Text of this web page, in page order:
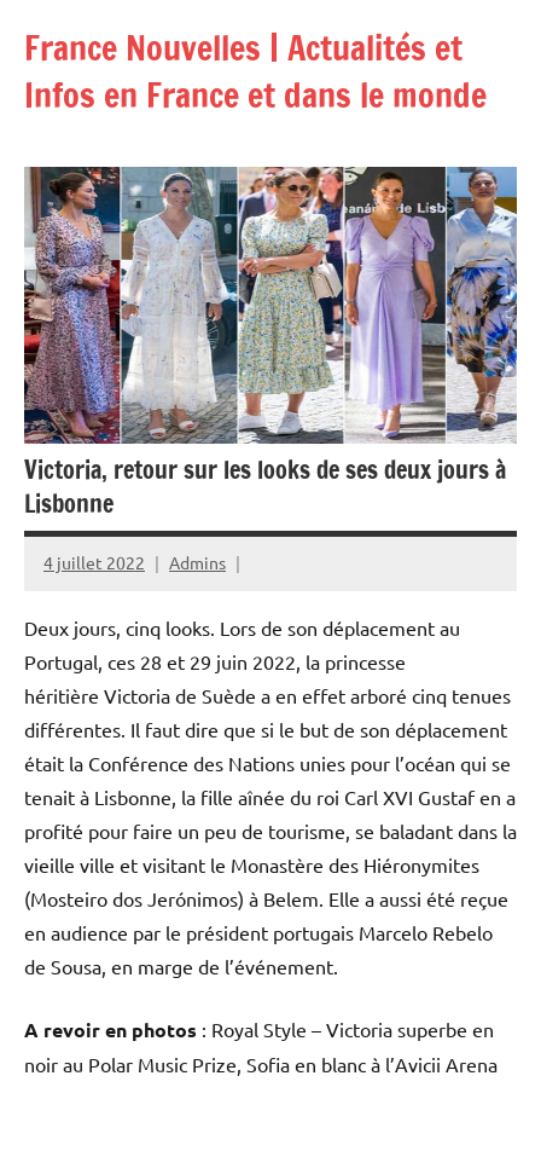
contenu
France Nouvelles | Actualités et
Infos en France et dans le monde
Victoria, retour sur les looks de ses deux jours à
Lisbonne
4 juillet 2022 Admins
Deux jours, cinq looks. Lors de son déplacement au
Portugal, ces 28 et 29 juin 2022, la princesse
héritière Victoria de Suède a en effet arboré cinq tenues
différentes. Il faut dire que si le but de son déplacement
était la Conférence des Nations unies pour l’océan qui se
tenait à Lisbonne, la fille aînée du roi Carl XVI Gustaf en a
profité pour faire un peu de tourisme, se baladant dans la
vieille ville et visitant le Monastère des Hiéronymites
(Mosteiro dos Jerónimos) à Belem. Elle a aussi été reçue
en audience par le président portugais Marcelo Rebelo
de Sousa, en marge de l’événement.
A revoir en photos : Royal Style – Victoria superbe en
noir au Polar Music Prize, Sofia en blanc à l’Avicii Arena